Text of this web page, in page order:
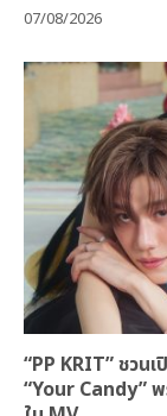
07/08/2026
“PP KRIT” ชวน
“Your Candy”